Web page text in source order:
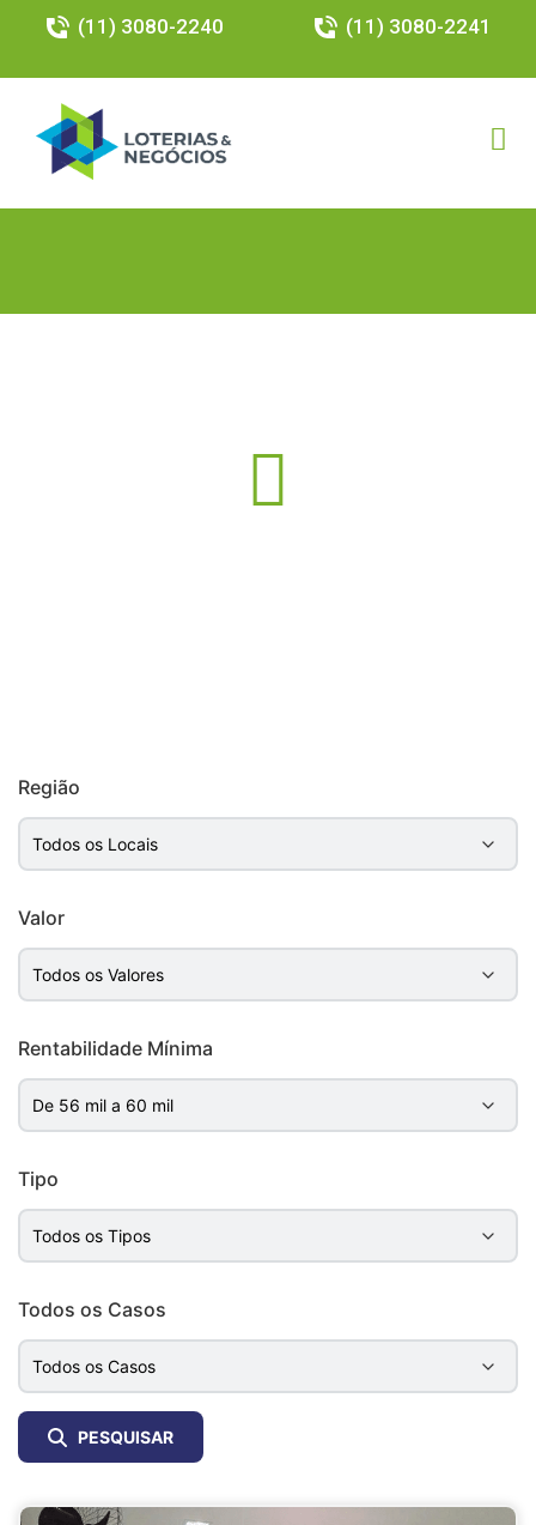
(11) 3080-2240 (11) 3080-2241
Região
Valor
Rentabilidade Mínima
Tipo
Todos os Casos